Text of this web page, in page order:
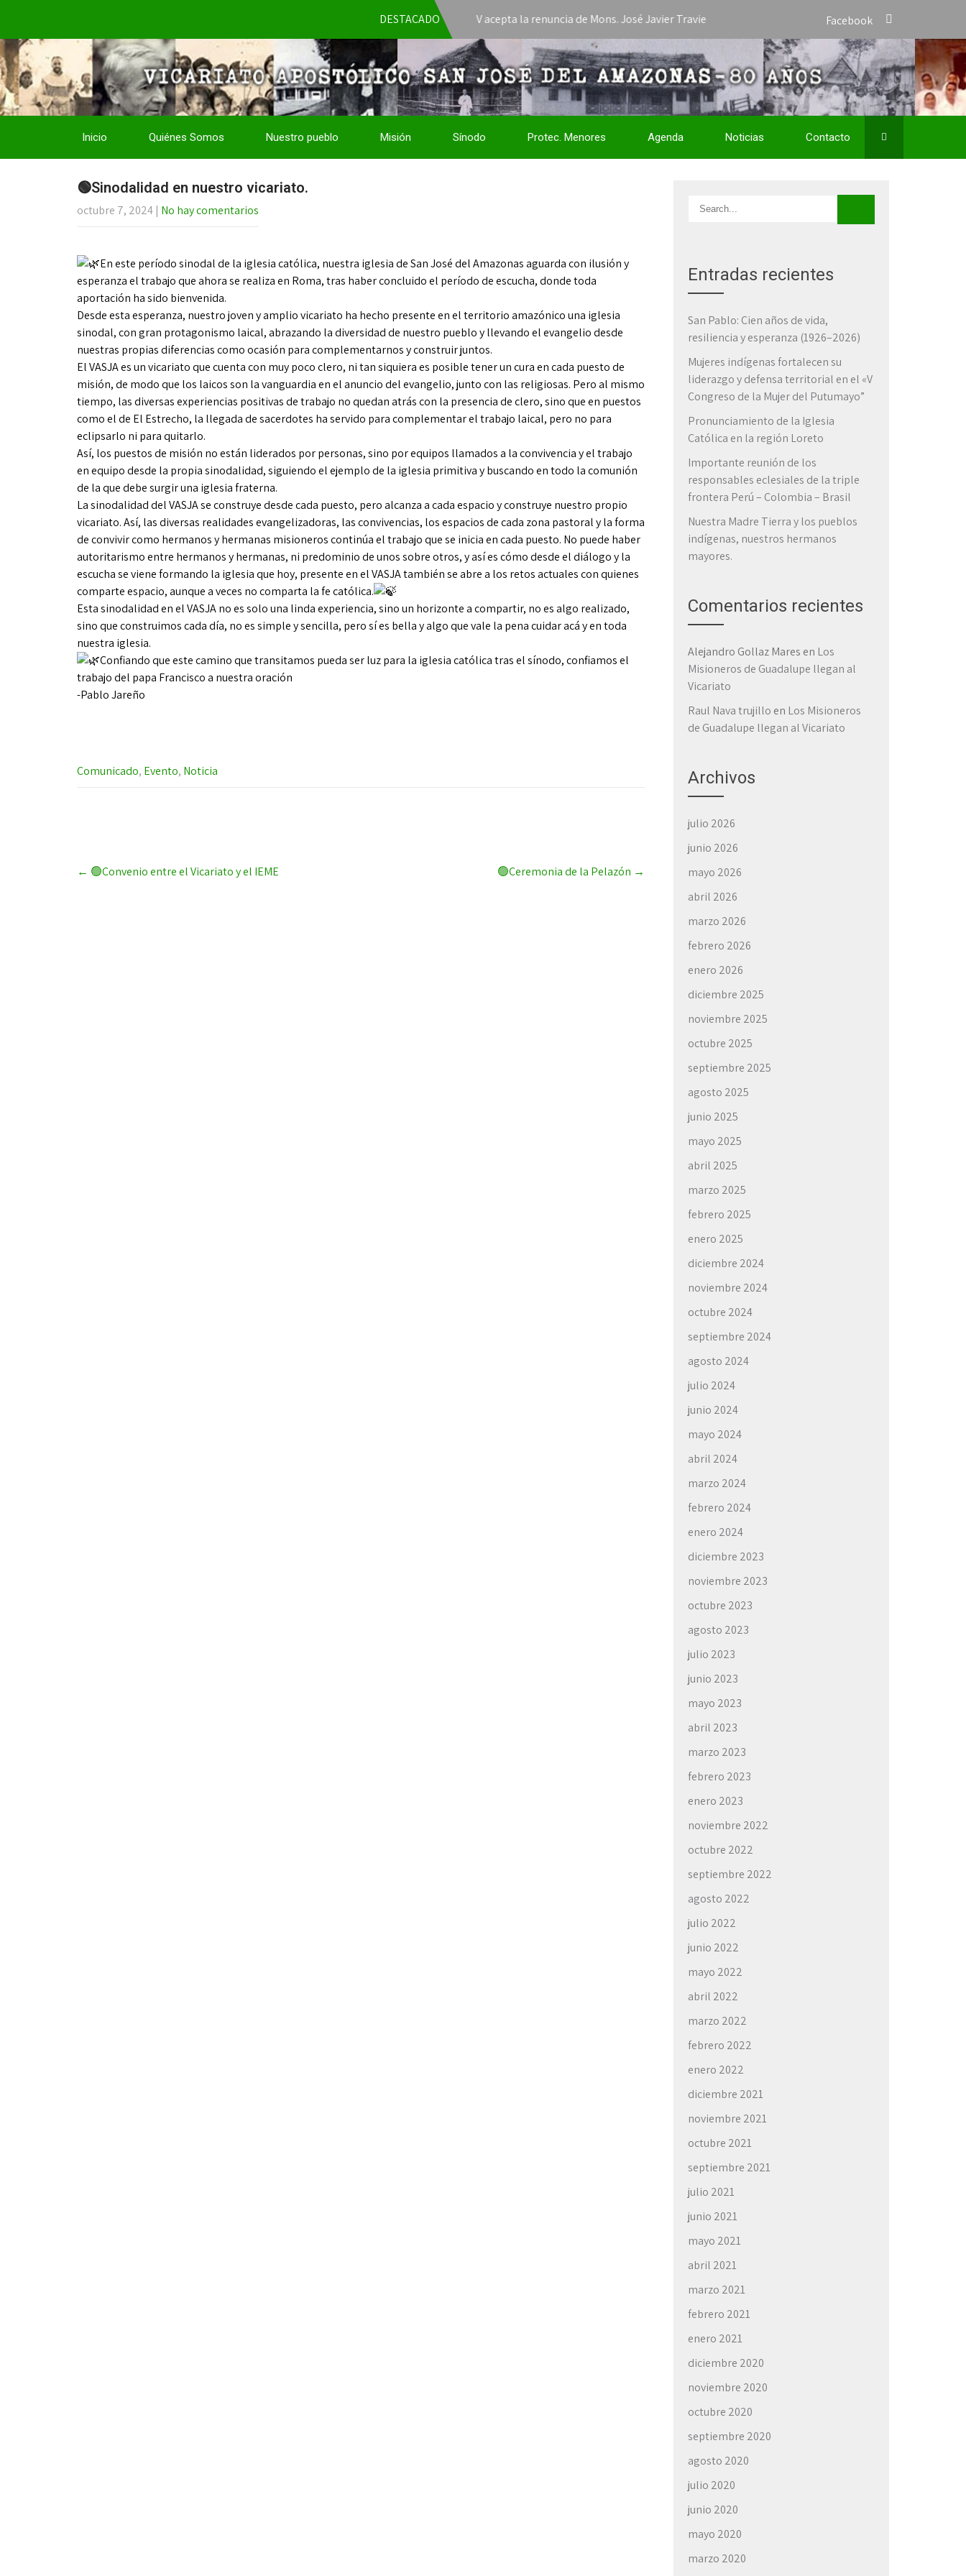
DESTACADO
El Papa León XIV acepta la renuncia de Mons. José Javier Travieso como Vicario Apostólico de San José del Amazonas y
Facebook
Inicio Quiénes Somos Nuestro pueblo Misión Sínodo Protec. Menores Agenda Noticias Contacto
🟢Sinodalidad en nuestro vicariato.
octubre 7, 2024 | No hay comentarios
En este período sinodal de la iglesia católica, nuestra iglesia de San José del Amazonas aguarda con ilusión y
esperanza el trabajo que ahora se realiza en Roma, tras haber concluido el período de escucha, donde toda
aportación ha sido bienvenida.
Desde esta esperanza, nuestro joven y amplio vicariato ha hecho presente en el territorio amazónico una iglesia
sinodal, con gran protagonismo laical, abrazando la diversidad de nuestro pueblo y llevando el evangelio desde
nuestras propias diferencias como ocasión para complementarnos y construir juntos.
El VASJA es un vicariato que cuenta con muy poco clero, ni tan siquiera es posible tener un cura en cada puesto de
misión, de modo que los laicos son la vanguardia en el anuncio del evangelio, junto con las religiosas. Pero al mismo
tiempo, las diversas experiencias positivas de trabajo no quedan atrás con la presencia de clero, sino que en puestos
como el de El Estrecho, la llegada de sacerdotes ha servido para complementar el trabajo laical, pero no para
eclipsarlo ni para quitarlo.
Así, los puestos de misión no están liderados por personas, sino por equipos llamados a la convivencia y el trabajo
en equipo desde la propia sinodalidad, siguiendo el ejemplo de la iglesia primitiva y buscando en todo la comunión
de la que debe surgir una iglesia fraterna.
La sinodalidad del VASJA se construye desde cada puesto, pero alcanza a cada espacio y construye nuestro propio
vicariato. Así, las diversas realidades evangelizadoras, las convivencias, los espacios de cada zona pastoral y la forma
de convivir como hermanos y hermanas misioneros continúa el trabajo que se inicia en cada puesto. No puede haber
autoritarismo entre hermanos y hermanas, ni predominio de unos sobre otros, y así es cómo desde el diálogo y la
escucha se viene formando la iglesia que hoy, presente en el VASJA también se abre a los retos actuales con quienes
comparte espacio, aunque a veces no comparta la fe católica.
Esta sinodalidad en el VASJA no es solo una linda experiencia, sino un horizonte a compartir, no es algo realizado,
sino que construimos cada día, no es simple y sencilla, pero sí es bella y algo que vale la pena cuidar acá y en toda
nuestra iglesia.
Confiando que este camino que transitamos pueda ser luz para la iglesia católica tras el sínodo, confiamos el
trabajo del papa Francisco a nuestra oración
-Pablo Jareño
Comunicado, Evento, Noticia
Post
navigation
← 🟢Convenio entre el Vicariato y el IEME 🟢Ceremonia de la Pelazón →
Entradas recientes
San Pablo: Cien años de vida,
resiliencia y esperanza (1926–2026)
Mujeres indígenas fortalecen su
liderazgo y defensa territorial en el «V
Congreso de la Mujer del Putumayo”
Pronunciamiento de la Iglesia
Católica en la región Loreto
Importante reunión de los
responsables eclesiales de la triple
frontera Perú – Colombia – Brasil
Nuestra Madre Tierra y los pueblos
indígenas, nuestros hermanos
mayores.
Comentarios recientes
Alejandro Gollaz Mares en Los
Misioneros de Guadalupe llegan al
Vicariato
Raul Nava trujillo en Los Misioneros
de Guadalupe llegan al Vicariato
Archivos
julio 2026
junio 2026
mayo 2026
abril 2026
marzo 2026
febrero 2026
enero 2026
diciembre 2025
noviembre 2025
octubre 2025
septiembre 2025
agosto 2025
junio 2025
mayo 2025
abril 2025
marzo 2025
febrero 2025
enero 2025
diciembre 2024
noviembre 2024
octubre 2024
septiembre 2024
agosto 2024
julio 2024
junio 2024
mayo 2024
abril 2024
marzo 2024
febrero 2024
enero 2024
diciembre 2023
noviembre 2023
octubre 2023
agosto 2023
julio 2023
junio 2023
mayo 2023
abril 2023
marzo 2023
febrero 2023
enero 2023
noviembre 2022
octubre 2022
septiembre 2022
agosto 2022
julio 2022
junio 2022
mayo 2022
abril 2022
marzo 2022
febrero 2022
enero 2022
diciembre 2021
noviembre 2021
octubre 2021
septiembre 2021
julio 2021
junio 2021
mayo 2021
abril 2021
marzo 2021
febrero 2021
enero 2021
diciembre 2020
noviembre 2020
octubre 2020
septiembre 2020
agosto 2020
julio 2020
junio 2020
mayo 2020
marzo 2020